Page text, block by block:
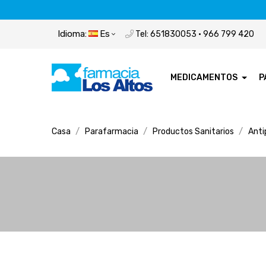
Idioma: Es Tel: 651830053 · 966 799 420
MEDICAMENTOS
Casa Parafarmacia Productos Sanitarios